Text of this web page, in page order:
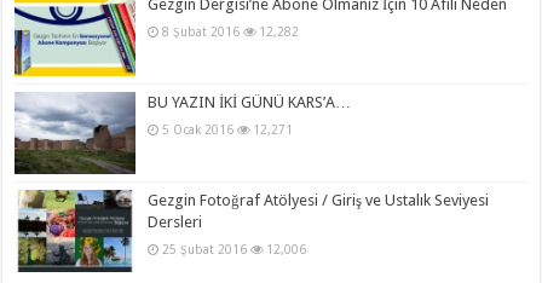
Gezgin Dergisi’ne Abone Olmanız İçin 10 Afili Neden
8 Şubat 2016 12,282
BU YAZIN İKİ GÜNÜ KARS’A…
5 Ocak 2016 12,271
Gezgin Fotoğraf Atölyesi / Giriş ve Ustalık Seviyesi
Dersleri
25 Şubat 2016 12,006